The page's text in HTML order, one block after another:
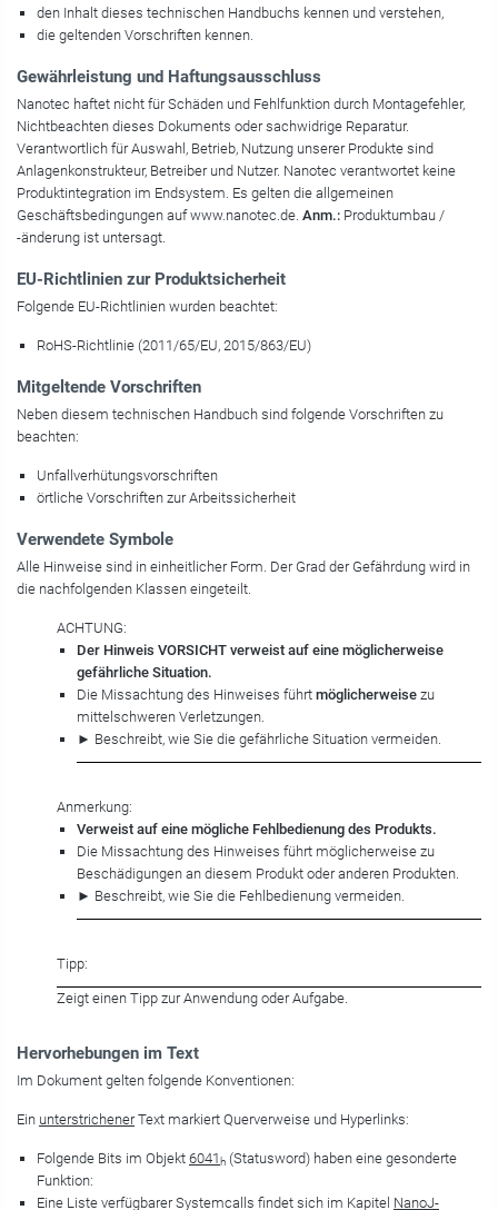
den Inhalt dieses technischen Handbuchs kennen und verstehen,
die geltenden Vorschriften kennen.
Gewährleistung und Haftungsausschluss
Nanotec haftet nicht für Schäden und Fehlfunktion durch Montagefehler,
Nichtbeachten dieses Dokuments oder sachwidrige Reparatur.
Verantwortlich für Auswahl, Betrieb, Nutzung unserer Produkte sind
Anlagen­konstrukteur, Betreiber und Nutzer. Nanotec verantwortet keine
Produktintegration im Endsystem. Es gel­ten die allgemeinen
Geschäftsbedingungen auf www.nanotec.de. Anm.: Produktumbau /
-änderung ist un­tersagt.
EU-Richtlinien zur Produktsicherheit
Folgende EU-Richtlinien wurden beachtet:
RoHS-Richtlinie (2011/65/EU, 2015/863/EU)
Mitgeltende Vorschriften
Neben diesem technischen Handbuch sind folgende Vorschriften zu
beachten:
Unfallverhütungsvorschriften
örtliche Vorschriften zur Arbeitssicherheit
Verwendete Symbole
Alle Hinweise sind in einheitlicher Form. Der Grad der Gefährdung wird in
die nachfolgenden Klassen eingeteilt.
ACHTUNG:
Der Hinweis VORSICHT verweist auf eine möglicherweise
gefährliche Situation.
Die Missachtung des Hinweises führt möglicherweise zu
mittelschweren Verletzungen.
► Beschreibt, wie Sie die gefährliche Situation vermeiden.
Anmerkung:
Verweist auf eine mögliche Fehlbedienung des Produkts.
Die Missachtung des Hinweises führt möglicherweise zu
Beschädigungen an diesem Produkt oder anderen Produkten.
► Beschreibt, wie Sie die Fehlbedienung vermeiden.
Tipp:
Zeigt einen Tipp zur Anwendung oder Aufgabe.
Hervorhebungen im Text
Im Dokument gelten folgende Konventionen:
Ein unterstrichenerText markiert Querverweise und Hyperlinks:
Folgende Bits im Objekt 6041 h (Statusword) haben eine gesonderte
Funktion:
Eine Liste verfügbarer Systemcalls findet sich im Kapitel NanoJ-